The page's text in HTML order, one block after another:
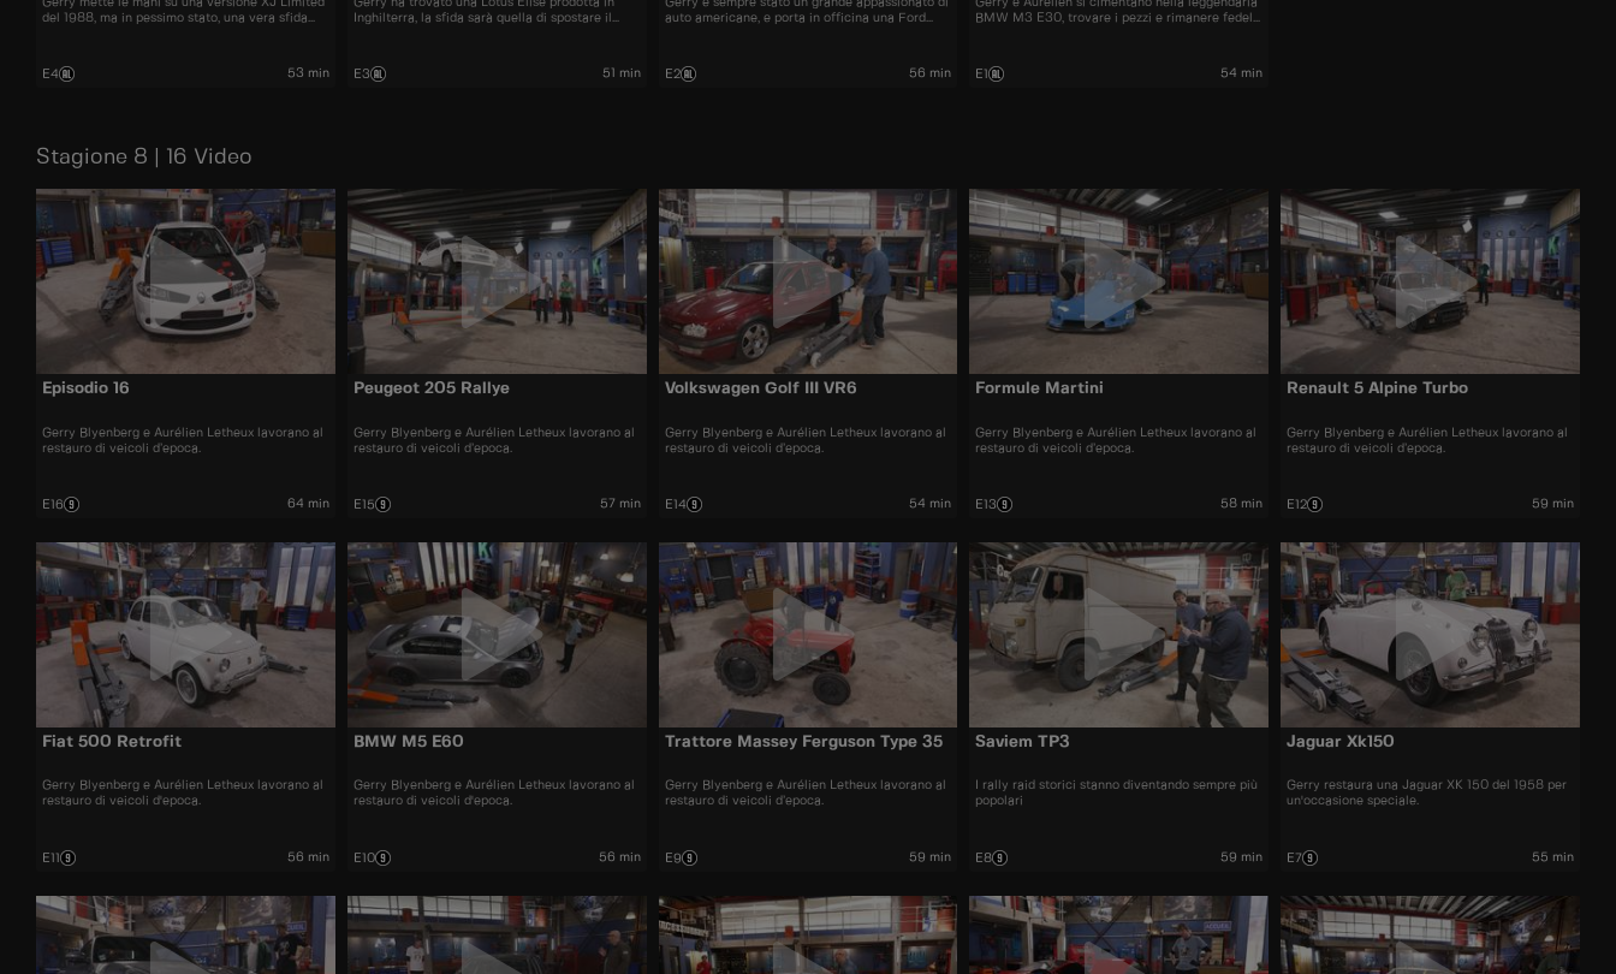
Gerry mette le mani su una versione XJ Limited
del 1988, ma in pessimo stato, una vera sfida
E4 53 min
Gerry ha trovato una Lotus Elise prodotta in
Inghilterra, la sfida sarà quella di spostare il
E3 51 min
Gerry è sempre stato un grande appassionato di
auto americane, e porta in officina una Ford
E2 56 min
Gerry e Aurelien si cimentano nella leggendaria
BMW M3 E30, trovare i pezzi e rimanere fedeli
E1 54 min
Stagione 8 | 16 Video
Episodio 16
Gerry Blyenberg e Aurélien Letheux lavorano al
restauro di veicoli d’epoca.
E16 64 min
Peugeot 205 Rallye
Gerry Blyenberg e Aurélien Letheux lavorano al
restauro di veicoli d’epoca.
E15 57 min
Volkswagen Golf III VR6
Gerry Blyenberg e Aurélien Letheux lavorano al
restauro di veicoli d’epoca.
E14 54 min
Formule Martini
Gerry Blyenberg e Aurélien Letheux lavorano al
restauro di veicoli d’epoca.
E13 58 min
Renault 5 Alpine Turbo
Gerry Blyenberg e Aurélien Letheux lavorano al
restauro di veicoli d’epoca.
E12 59 min
Fiat 500 Retrofit
Gerry Blyenberg e Aurélien Letheux lavorano al
restauro di veicoli d'epoca.
E11 56 min
BMW M5 E60
Gerry Blyenberg e Aurélien Letheux lavorano al
restauro di veicoli d'epoca.
E10 56 min
Trattore Massey Ferguson Type 35
Gerry Blyenberg e Aurélien Letheux lavorano al
restauro di veicoli d’epoca.
E9 59 min
Saviem TP3
I rally raid storici stanno diventando sempre più
popolari
E8 59 min
Jaguar Xk150
Gerry restaura una Jaguar XK 150 del 1958 per
un'occasione speciale.
E7 55 min